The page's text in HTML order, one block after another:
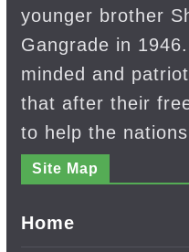
younger brother
Gangrade in
minded and
that after their
to help the nations
Site Map
Home